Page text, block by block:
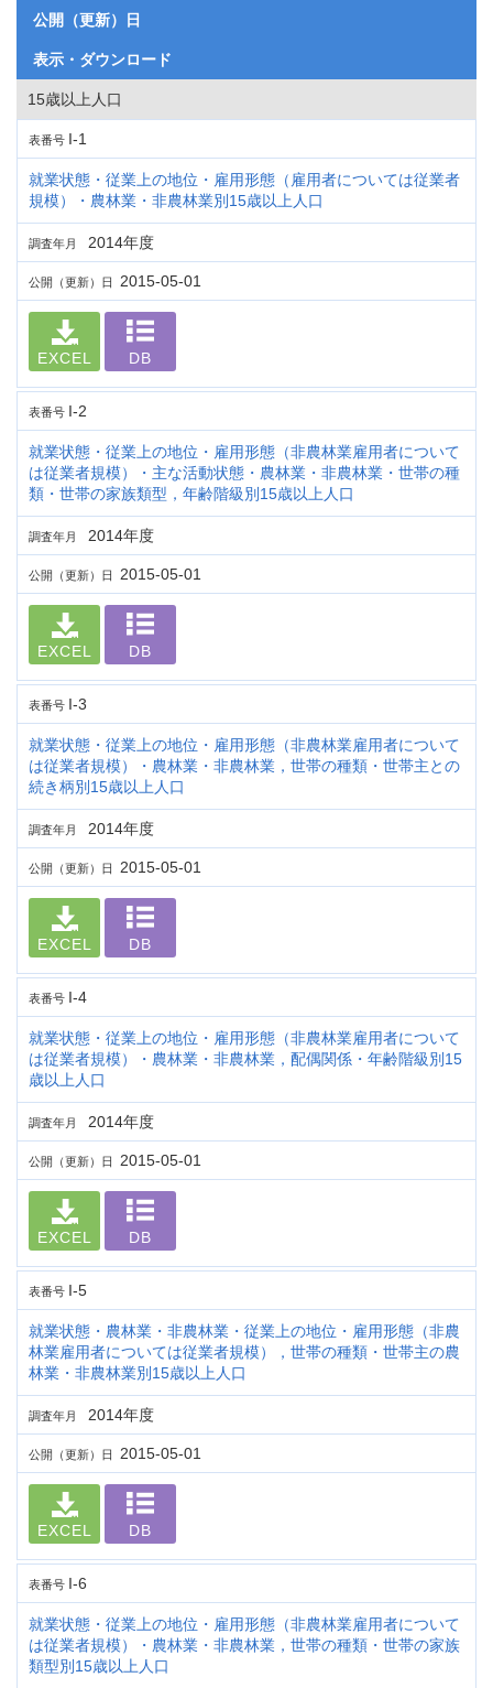
公開（更新）日
表示・ダウンロード
15歳以上人口
表番号 I-1
就業状態・従業上の地位・雇用形態（雇用者については従業者
規模）・農林業・非農林業別15歳以上人口
調査年月 2014年度
公開（更新）日 2015-05-01
EXCEL DB
表番号 I-2
就業状態・従業上の地位・雇用形態（非農林業雇用者について
は従業者規模）・主な活動状態・農林業・非農林業・世帯の種
類・世帯の家族類型，年齢階級別15歳以上人口
調査年月 2014年度
公開（更新）日 2015-05-01
EXCEL DB
表番号 I-3
就業状態・従業上の地位・雇用形態（非農林業雇用者について
は従業者規模）・農林業・非農林業，世帯の種類・世帯主との
続き柄別15歳以上人口
調査年月 2014年度
公開（更新）日 2015-05-01
EXCEL DB
表番号 I-4
就業状態・従業上の地位・雇用形態（非農林業雇用者について
は従業者規模）・農林業・非農林業，配偶関係・年齢階級別15
歳以上人口
調査年月 2014年度
公開（更新）日 2015-05-01
EXCEL DB
表番号 I-5
就業状態・農林業・非農林業・従業上の地位・雇用形態（非農
林業雇用者については従業者規模），世帯の種類・世帯主の農
林業・非農林業別15歳以上人口
調査年月 2014年度
公開（更新）日 2015-05-01
EXCEL DB
表番号 I-6
就業状態・従業上の地位・雇用形態（非農林業雇用者について
は従業者規模）・農林業・非農林業，世帯の種類・世帯の家族
類型別15歳以上人口